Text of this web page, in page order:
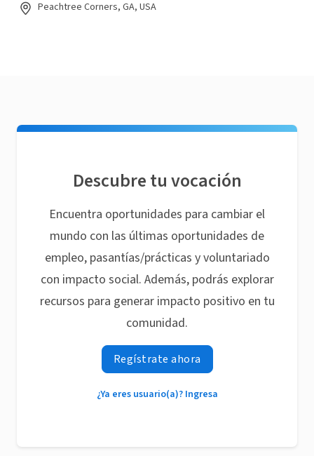
Peachtree Corners, GA, USA
Descubre tu vocación
Encuentra oportunidades para cambiar el
mundo con las últimas oportunidades de
empleo, pasantías/prácticas y voluntariado
con impacto social. Además, podrás explorar
recursos para generar impacto positivo en tu
comunidad.
Regístrate ahora
¿Ya eres usuario(a)? Ingresa